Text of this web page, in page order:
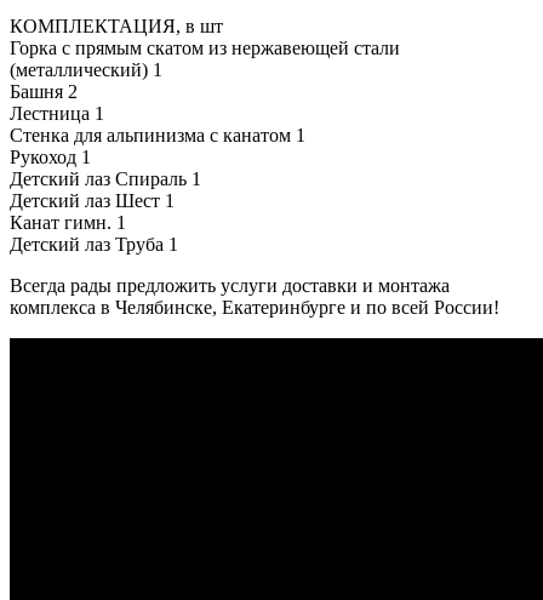
КОМПЛЕКТАЦИЯ, в шт
Горка с прямым скатом из нержавеющей стали
(металлический) 1
Башня 2
Лестница 1
Стенка для альпинизма с канатом 1
Рукоход 1
Детский лаз Спираль 1
Детский лаз Шест 1
Канат гимн. 1
Детский лаз Труба 1
Всегда рады предложить услуги доставки и монтажа
комплекса в Челябинске, Екатеринбурге и по всей России!